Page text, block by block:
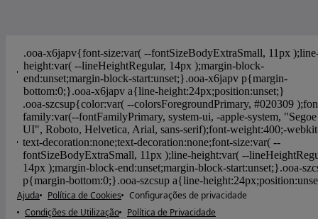
Ajuda Política de Cookies
Configurações de privacidade
Condições de Utilização
Política de Privacidade